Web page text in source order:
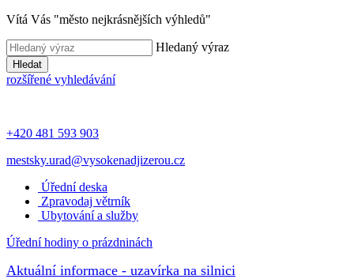
Vítá Vás "město nejkrásnějších výhledů"
Hledaný výraz
Hledat
rozšířené vyhledávání
+420 481 593 903
mestsky.urad@vysokenadjizerou.cz
Úřední deska
Zpravodaj větrník
Ubytování a služby
Úřední hodiny o prázdninách
Aktuální informace - uzavírka na silnici